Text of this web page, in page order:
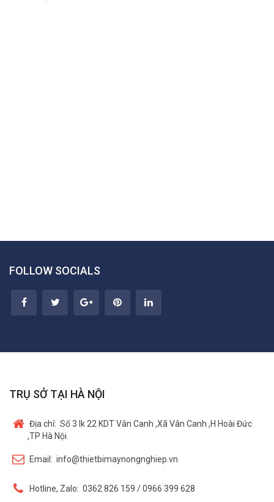
FOLLOW SOCIALS
TRỤ SỞ TẠI HÀ NỘI
Địa chỉ: Số 3 lk 22 KDT Vân Canh ,Xã Vân Canh ,H Hoài Đức
,TP Hà Nội.
Email: info@thietbimaynongnghiep.vn
Hotline, Zalo: 0362 826 159 / 0966 399 628